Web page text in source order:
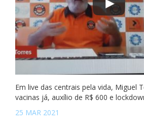
Em live das centrais pela vida, Miguel
vacinas já, auxílio de R$ 600 e
25 MAR 2021